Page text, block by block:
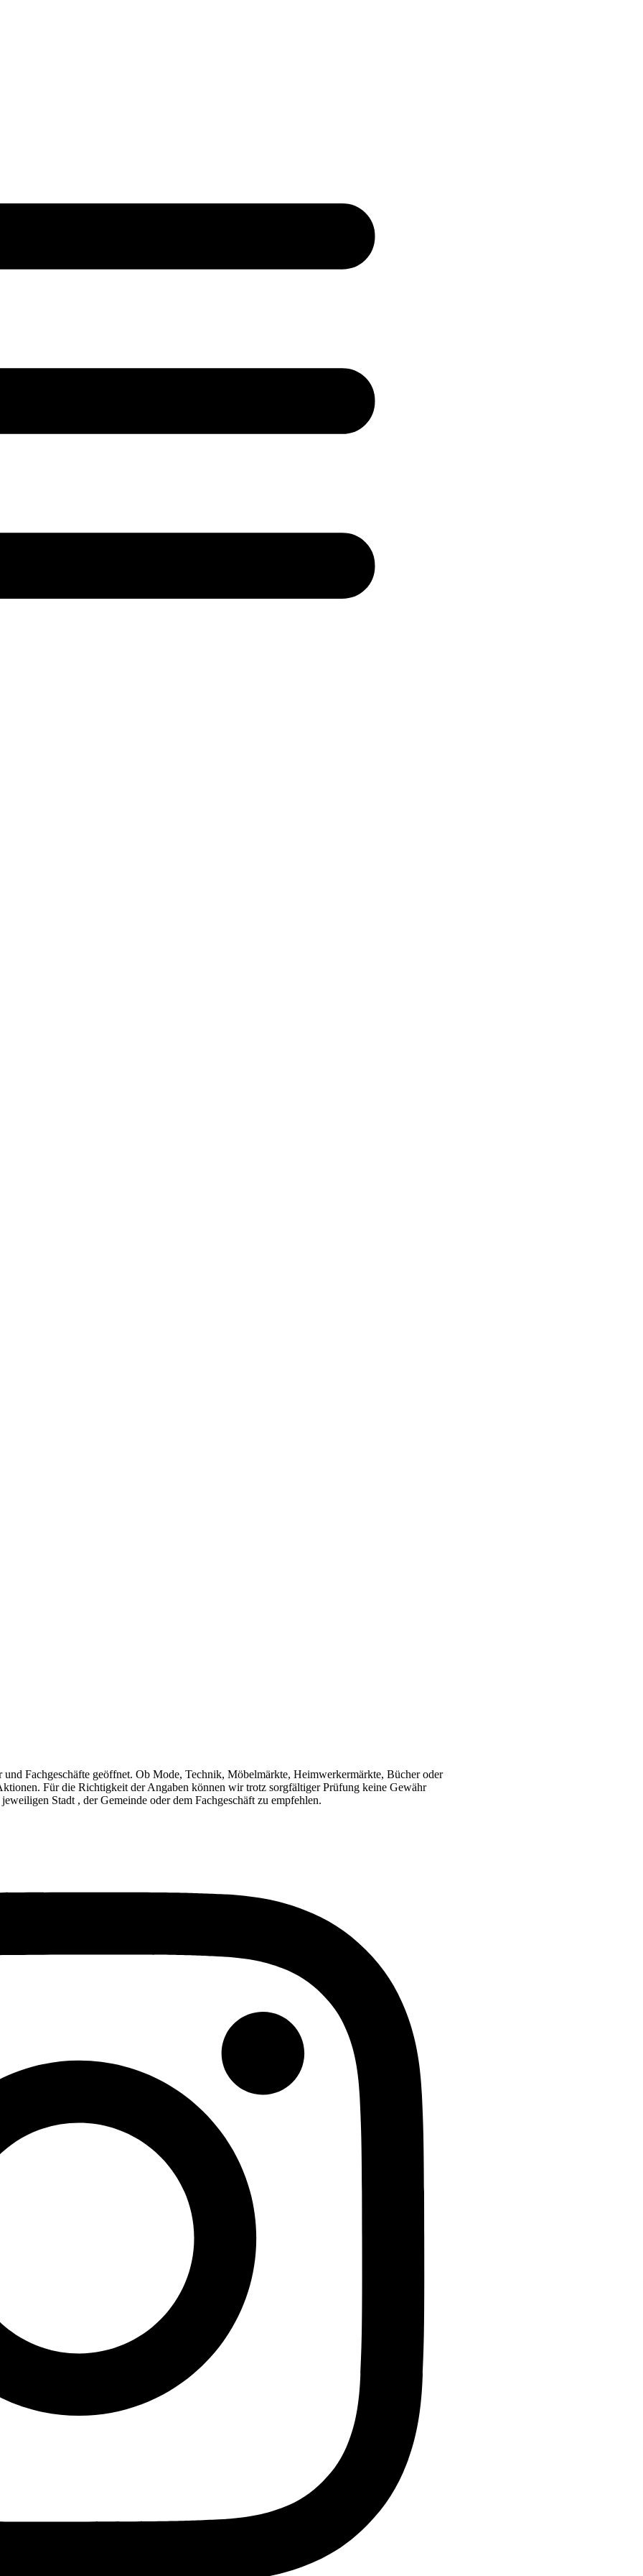
Fachgeschäfte geöffnet. Ob Mode, Technik, Möbelmärkte, Heimwerkermärkte, Bücher oder
Für die Richtigkeit der Angaben können wir trotz sorgfältiger Prüfung keine Gewähr
Stadt , der Gemeinde oder dem Fachgeschäft zu empfehlen.